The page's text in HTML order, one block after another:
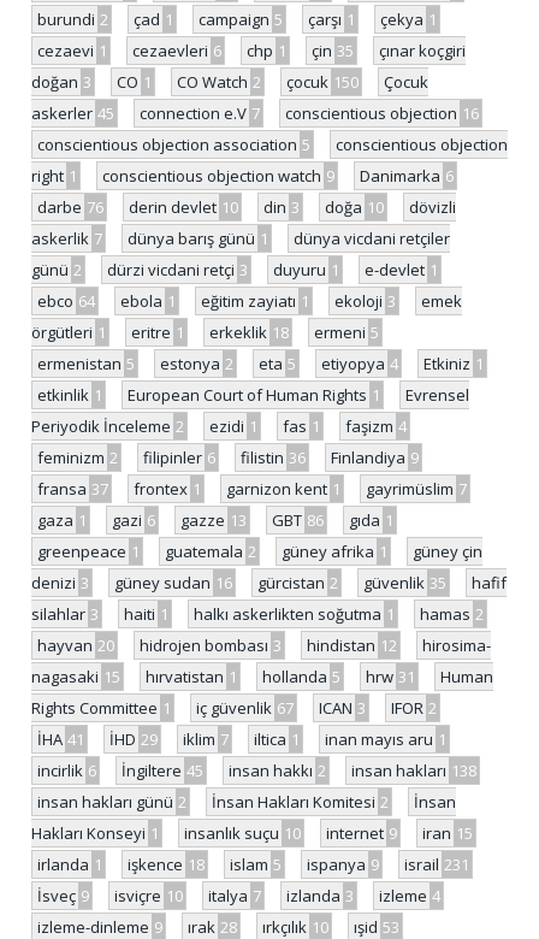
burundi 2 çad 1 campaign 5 çarşı 1 çekya 1
cezaevi 1 cezaevleri 6 chp 1 çin 35
çınar koçgiri
doğan 3 CO 1 CO Watch 2 çocuk 150
Çocuk
askerler 45 connection e.V 7 conscientious objection 16
conscientious objection association 5
conscientious objection
right 1 conscientious objection watch 9 Danimarka 6
darbe 76 derin devlet 10 din 3 doğa 10
dövizli
askerlik 7 dünya barış günü 1
dünya vicdani retçiler
günü 2 dürzi vicdani retçi 3 duyuru 1 e-devlet 1
ebco 64 ebola 1 eğitim zayiatı 1 ekoloji 3
emek
örgütleri 1 eritre 1 erkeklik 18 ermeni 5
ermenistan 5 estonya 2 eta 5 etiyopya 4 Etkiniz 1
etkinlik 1 European Court of Human Rights 1
Evrensel
Periyodik İnceleme 2 ezidi 1 fas 1 faşizm 4
feminizm 2 filipinler 6 filistin 36 Finlandiya 9
fransa 37 frontex 1 garnizon kent 1 gayrimüslim 7
gaza 1 gazi 6 gazze 13 GBT 86 gıda 1
greenpeace 1 guatemala 2 güney afrika 1
güney çin
denizi 3 güney sudan 16 gürcistan 2 güvenlik 35
hafif
silahlar 3 haiti 1 halkı askerlikten soğutma 1 hamas 2
hayvan 20 hidrojen bombası 3 hindistan 12
hirosima-
nagasaki 15 hırvatistan 1 hollanda 5 hrw 31
Human
Rights Committee 1 iç güvenlik 67 ICAN 3 IFOR 2
İHA 41 İHD 29 iklim 7 iltica 1 inan mayıs aru 1
incirlik 6 İngiltere 45 insan hakkı 2 insan hakları 138
insan hakları günü 2 İnsan Hakları Komitesi 2
İnsan
Hakları Konseyi 1 insanlık suçu 10 internet 9 iran 15
irlanda 1 işkence 18 islam 5 ispanya 9 israil 231
İsveç 9 isviçre 10 italya 7 izlanda 3 izleme 4
izleme-dinleme 9 ırak 28 ırkçılık 10 ışid 53